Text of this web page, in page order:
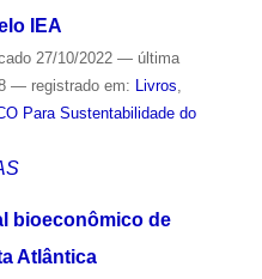
IEA
27/10/2022 — última
— registrado em: Livros,
Para Sustentabilidade do
bioeconômico de
Atlântica